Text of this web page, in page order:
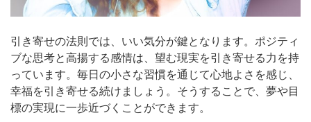
引き寄せの法則では、いい気分が鍵となります。ポジティ
ブな思考と高揚する感情は、望む現実を引き寄せる力を持
っています。毎日の小さな習慣を通じて心地よさを感じ、
幸福を引き寄せる続けましょう。そうすることで、夢や目
標の実現に一歩近づくことができます。